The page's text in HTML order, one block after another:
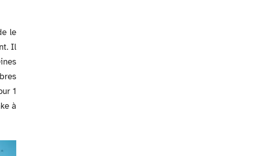
le
Il
1
à